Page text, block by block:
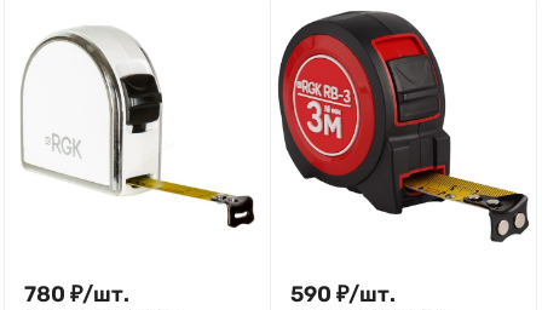
780 ₽/шт. 590 ₽/шт.